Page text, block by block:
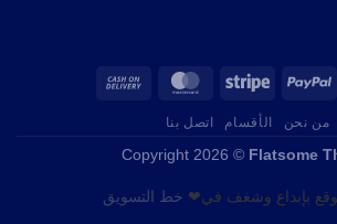
من نحن الأقسام اتصل بنا
Copyright 2026 © Flatsome
بإبداع وشغف في❤ خط التسويق